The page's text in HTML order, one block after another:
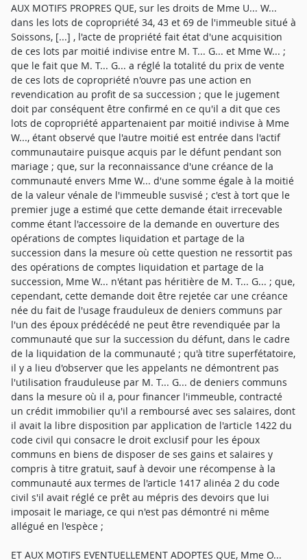
AUX MOTIFS PROPRES QUE, sur les droits de Mme U... W...
dans les lots de copropriété 34, 43 et 69 de l'immeuble situé à
Soissons, [...] , l'acte de propriété fait état d'une acquisition
de ces lots par moitié indivise entre M. T... G... et Mme W... ;
que le fait que M. T... G... a réglé la totalité du prix de vente
de ces lots de copropriété n'ouvre pas une action en
revendication au profit de sa succession ; que le jugement
doit par conséquent être confirmé en ce qu'il a dit que ces
lots de copropriété appartenaient par moitié indivise à Mme
W..., étant observé que l'autre moitié est entrée dans l'actif
communautaire puisque acquis par le défunt pendant son
mariage ; que, sur la reconnaissance d'une créance de la
communauté envers Mme W... d'une somme égale à la moitié
de la valeur vénale de l'immeuble susvisé ; c'est à tort que le
premier juge a estimé que cette demande était irrecevable
comme étant l'accessoire de la demande en ouverture des
opérations de comptes liquidation et partage de la
succession dans la mesure où cette question ne ressortit pas
des opérations de comptes liquidation et partage de la
succession, Mme W... n'étant pas héritière de M. T... G... ; que,
cependant, cette demande doit être rejetée car une créance
née du fait de l'usage frauduleux de deniers communs par
l'un des époux prédécédé ne peut être revendiquée par la
communauté que sur la succession du défunt, dans le cadre
de la liquidation de la communauté ; qu'à titre superfétatoire,
il y a lieu d'observer que les appelants ne démontrent pas
l'utilisation frauduleuse par M. T... G... de deniers communs
dans la mesure où il a, pour financer l'immeuble, contracté
un crédit immobilier qu'il a remboursé avec ses salaires, dont
il avait la libre disposition par application de l'article 1422 du
code civil qui consacre le droit exclusif pour les époux
communs en biens de disposer de ses gains et salaires y
compris à titre gratuit, sauf à devoir une récompense à la
communauté aux termes de l'article 1417 alinéa 2 du code
civil s'il avait réglé ce prêt au mépris des devoirs que lui
imposait le mariage, ce qui n'est pas démontré ni même
allégué en l'espèce ;
ET AUX MOTIFS EVENTUELLEMENT ADOPTES QUE, Mme O...